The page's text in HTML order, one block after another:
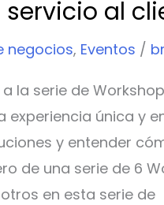
servicio al
negocios, Eventos /
a la serie de
experiencia única y
y entender
de una serie de 6
en esta serie de